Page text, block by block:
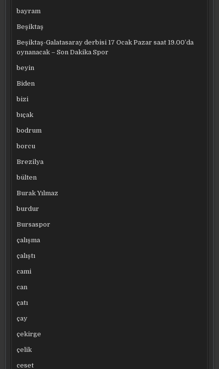
bayram
Beşiktaş
Beşiktaş-Galatasaray derbisi 17 Ocak Pazar saat 19.00’da
oynanacak – Son Dakika Spor
beyin
Biden
bizi
bıçak
bodrum
borcu
Brezilya
bülten
Burak Yılmaz
burdur
Bursaspor
çalışma
çalıştı
cami
can
çatı
çay
çekirge
çelik
ceset